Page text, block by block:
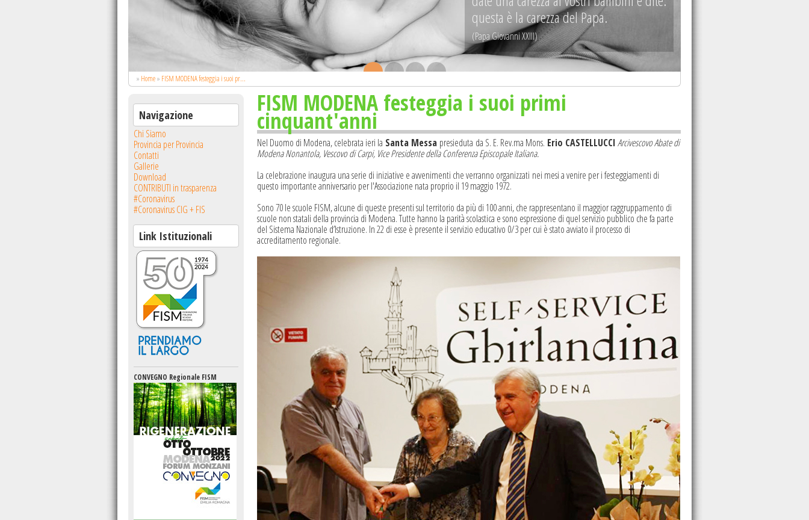
questa è la carezza del Papa.
(Papa Giovanni XXIII)
» Home» FISM MODENA festeggia i suoi pr...
FISM MODENA festeggia i suoi primi
cinquant'anni
Nel Duomo di Modena, celebrata ieri la Santa Messa presieduta da S. E. Rev.ma Mons. Erio CASTELLUCCIArcivescovo Abate di
Modena Nonantola, Vescovo di Carpi, Vice Presidente della Conferenza Episcopale Italiana.
La celebrazione inaugura una serie di iniziative e avvenimenti che verranno organizzati nei mesi a venire per i festeggiamenti di
questo importante anniversario per l'Associazione nata proprio il 19 maggio 1972.
Sono 70 le scuole FISM, alcune di queste presenti sul territorio da più di 100 anni, che rappresentano il maggior raggruppamento di
scuole non statali della provincia di Modena. Tutte hanno la parità scolastica e sono espressione di quel servizio pubblico che fa parte
del Sistema Nazionale d’Istruzione. In 22 di esse è presente il servizio educativo 0/3 per cui è stato avviato il processo di
accreditamento regionale.
Navigazione
Chi Siamo
Provincia per Provincia
Contatti
Gallerie
Download
CONTRIBUTI in trasparenza
#Coronavirus
#Coronavirus CIG + FIS
Link Istituzionali
CONVEGNO Regionale FISM